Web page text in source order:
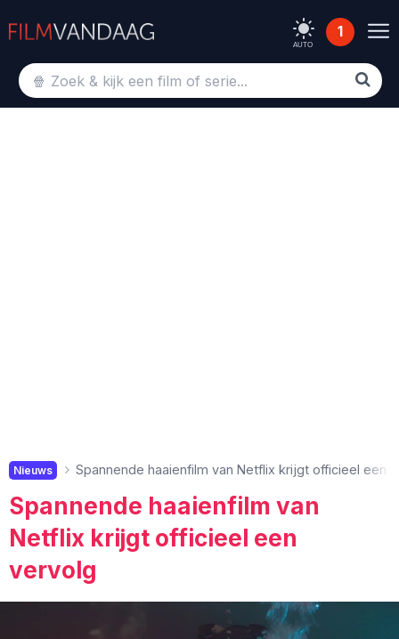
AUTO
1
Nieuws Spannende haaienfilm van Netflix krijgt officieel een
Spannende haaienfilm van
Netflix krijgt officieel een
vervolg